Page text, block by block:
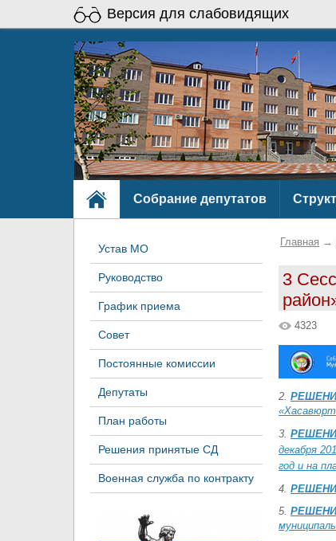
Версия для слабовидящих
Собрание депутатов
Устав МО
Руководство
График приема
Совет
Постоянные комиссии
Депутаты
План работы
Решения принятые СД
Военная служба по контракту
Главная →
3
4323
2.
3.
декабря
год и на
4.
5.